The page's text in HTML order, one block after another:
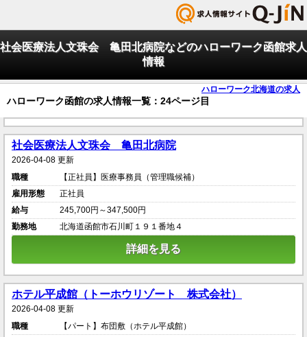
社会医療法人文珠会 亀田北病院などのハローワーク函館求人
情報
ハローワーク北海道の求人
ハローワーク函館の求人情報一覧：24ページ目
社会医療法人文珠会 亀田北病院
2026-04-08 更新
職種
【正社員】医療事務員（管理職候補）
雇用形態
正社員
給与
245,700円～347,500円
勤務地
北海道函館市石川町１９１番地４
詳細を見る
ホテル平成館（トーホウリゾート 株式会社）
2026-04-08 更新
職種
【パート】布団敷（ホテル平成館）